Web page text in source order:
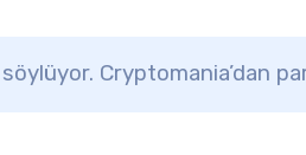
Cryptomania’dan